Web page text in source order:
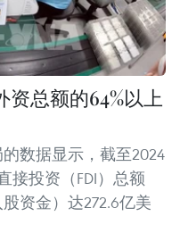
总额的64%以上
数据显示，截至2024
接投资（FDI）总额
资金）达272.6亿美